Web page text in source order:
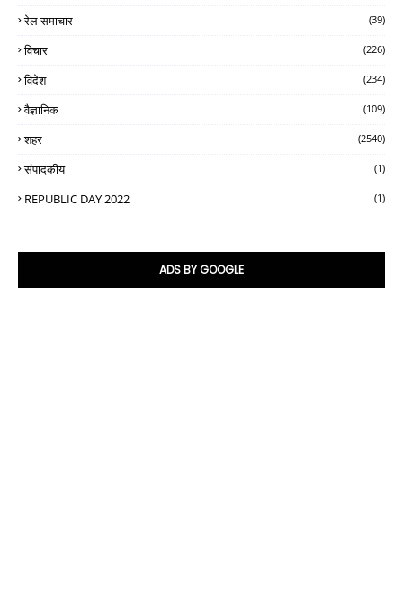
रेल समाचार (39)
विचार (226)
विदेश (234)
वैज्ञानिक (109)
शहर (2540)
संपादकीय (1)
REPUBLIC DAY 2022 (1)
ADS BY GOOGLE